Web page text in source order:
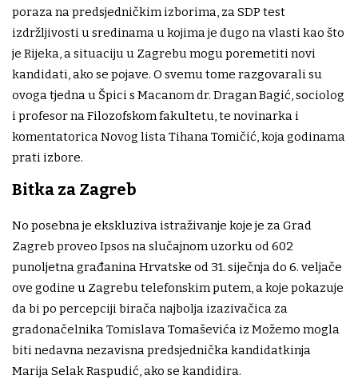
poraza na predsjedničkim izborima, za SDP test
izdržljivosti u sredinama u kojima je dugo na vlasti kao što
je Rijeka, a situaciju u Zagrebu mogu poremetiti novi
kandidati, ako se pojave. O svemu tome razgovarali su
ovoga tjedna u Špici s Macanom dr. Dragan Bagić, sociolog
i profesor na Filozofskom fakultetu, te novinarka i
komentatorica Novog lista Tihana Tomičić, koja godinama
prati izbore.
Bitka za Zagreb
No posebna je ekskluziva istraživanje koje je za Grad
Zagreb proveo Ipsos na slučajnom uzorku od 602
punoljetna građanina Hrvatske od 31. siječnja do 6. veljače
ove godine u Zagrebu telefonskim putem, a koje pokazuje
da bi po percepciji birača najbolja izazivačica za
gradonačelnika Tomislava Tomaševića iz Možemo mogla
biti nedavna nezavisna predsjednička kandidatkinja
Marija Selak Raspudić, ako se kandidira.